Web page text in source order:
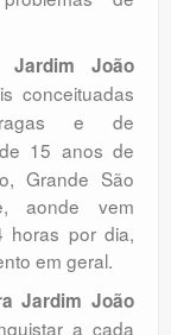
Jardim João
conceituadas
e de
15 anos de
Grande São
aonde vem
horas por dia,
em geral.
Jardim João
a cada